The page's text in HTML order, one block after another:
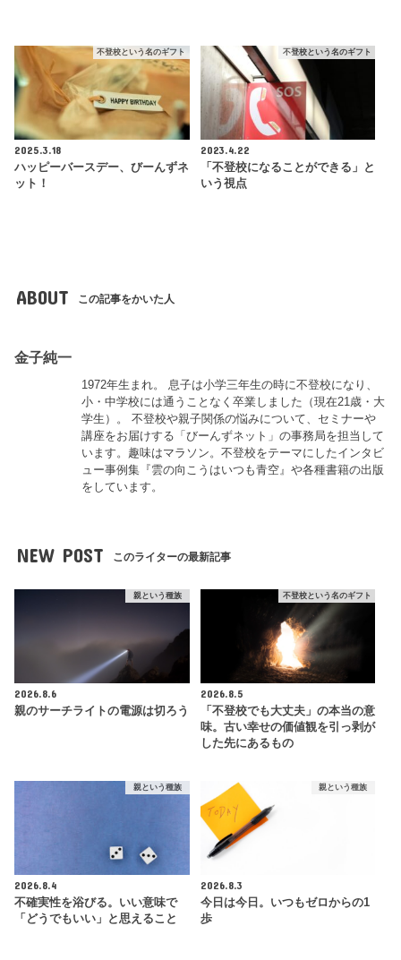
不登校という名のギフト
2025.3.18
ハッピーバースデー、びーんずネ
ット！
不登校という名のギフト
2023.4.22
「不登校になることができる」と
いう視点
ABOUT この記事をかいた人
金子純一
1972年生まれ。 息子は小学三年生の時に不登校になり、
小・中学校には通うことなく卒業しました（現在21歳・大
学生）。 不登校や親子関係の悩みについて、セミナーや
講座をお届けする「びーんずネット」の事務局を担当して
います。趣味はマラソン。不登校をテーマにしたインタビ
ュー事例集『雲の向こうはいつも青空』や各種書籍の出版
をしています。
NEW POST このライターの最新記事
親という種族
2026.8.6
親のサーチライトの電源は切ろう
不登校という名のギフト
2026.8.5
「不登校でも大丈夫」の本当の意
味。古い幸せの価値観を引っ剥が
した先にあるもの
親という種族
2026.8.4
不確実性を浴びる。いい意味で
「どうでもいい」と思えること
親という種族
2026.8.3
今日は今日。いつもゼロからの1
歩